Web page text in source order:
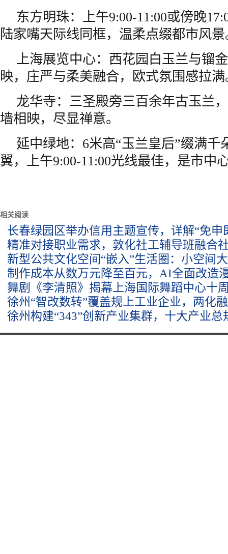
东方明珠：上午9:00-11:00或傍晚
陆家嘴天际线同框，温柔点缀都市风景
上海展览中心：西花园白玉兰与镏
映，庄严与柔美融合，欧式氛围感拉满
龙华寺：三圣殿旁三百余年古玉兰
墙相映，尽显禅意。
延中绿地：6米高“玉兰皇后”缀满千
翼，上午9:00-11:00光线最佳，是市中
相关阅读
长春绿园区举办信用主题宣传，详解“免申
精准对接职业需求，敦化社工辅导班融合
新型公共文化空间“嵌入”生活圈：小空间
制作成本从数万元降至百元，AI全面改造
舞剧《李清照》揭幕上海国际舞蹈中心十
徐州“智改数转”覆盖规上工业企业，两化
徐州构建“343”创新产业集群，十大产业总